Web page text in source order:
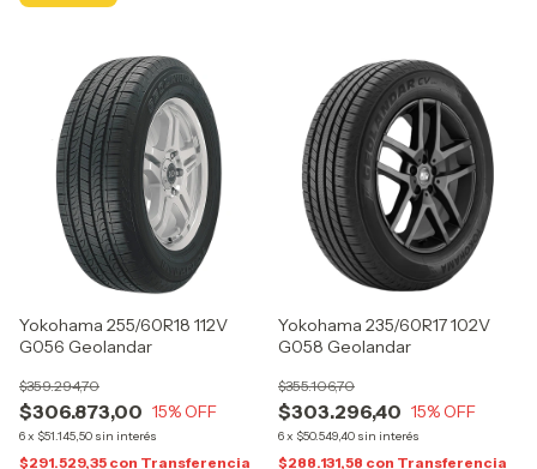
Yokohama 255/60R18 112V
G056 Geolandar
$306.873,00
$359.294,70
15% OFF
6x $51.145,50 sin interés
$291.529,35 con Transferencia
Yokohama 235/60R17 102V
G058 Geolandar
$303.296,40
$355.106,70
15% OFF
6x $50.549,40 sin interés
$288.131,58 con Transferencia